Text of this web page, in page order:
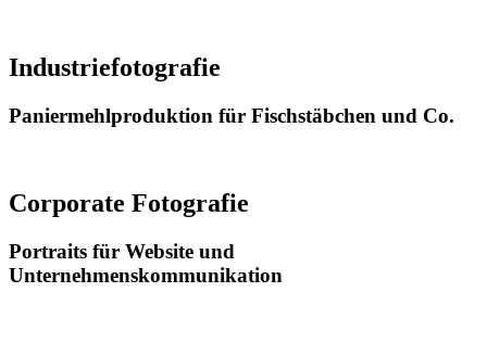
Industriefotografie
Paniermehlproduktion für Fischstäbchen und Co.
Corporate Fotografie
Portraits für Website und
Unternehmenskommunikation